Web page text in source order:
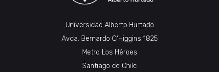
Universidad Alberto Hurtado
Avda. Bernardo O’Higgins 1825
Metro Los Héroes
Santiago de Chile